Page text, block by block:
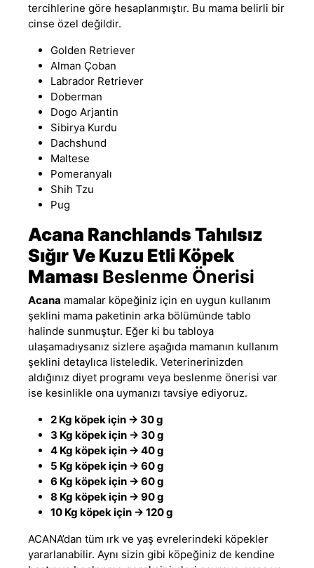
tercihlerine göre hesaplanmıştır. Bu mama belirli bir
cinse özel değildir.
Golden Retriever
Alman Çoban
Labrador Retriever
Doberman
Dogo Arjantin
Sibirya Kurdu
Dachshund
Maltese
Pomeranyalı
Shih Tzu
Pug
Acana Ranchlands Tahılsız
Sığır Ve Kuzu Etli Köpek
Maması Beslenme Önerisi
Acana mamalar köpeğiniz için en uygun kullanım
şeklini mama paketinin arka bölümünde tablo
halinde sunmuştur. Eğer ki bu tabloya
ulaşamadıysanız sizlere aşağıda mamanın kullanım
şeklini detaylıca listeledik. Veterinerinizden
aldığınız diyet programı veya beslenme önerisi var
ise kesinlikle ona uymanızı tavsiye ediyoruz.
2 Kg köpek için -> 30 g
3 Kg köpek için -> 30 g
4 Kg köpek için -> 40 g
5 Kg köpek için -> 60 g
6 Kg köpek için -> 60 g
8 Kg köpek için -> 90 g
10 Kg köpek için -> 120 g
ACANA’dan tüm ırk ve yaş evrelerindeki köpekler
yararlanabilir. Aynı sizin gibi köpeğiniz de kendine